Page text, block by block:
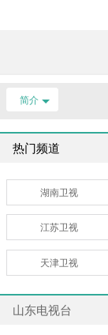
简介
热门频道
湖南卫视
江苏卫视
天津卫视
山东电视台